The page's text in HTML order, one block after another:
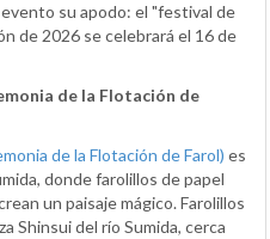
su apodo: el "festival de
de 2026 se celebrará el 16 de
de la Flotación de
de la Flotación de Farol) es
donde farolillos de papel
un paisaje mágico. Farolillos
Shinsui del río Sumida, cerca